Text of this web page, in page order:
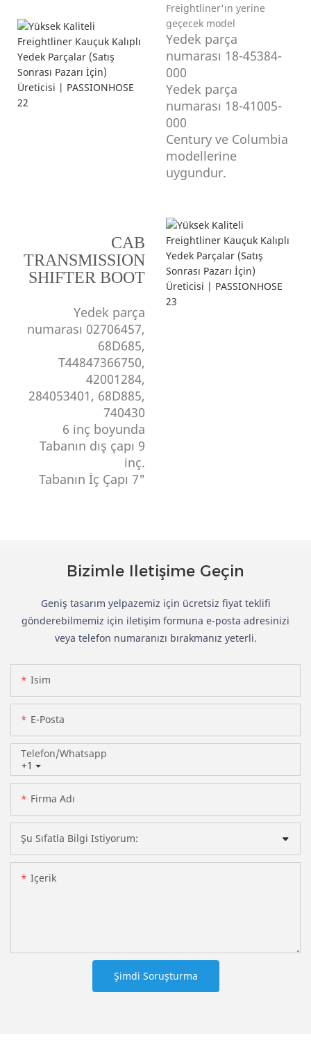
Freightliner'ın yerine
geçecek model
Yedek parça
numarası 18-45384-
000
Yedek parça
numarası 18-41005-
000
Century ve Columbia
modellerine
uygundur.
CAB
TRANSMISSION
SHIFTER BOOT
Yedek parça
numarası 02706457,
68D685,
T44847366750,
42001284,
284053401, 68D885,
740430
6 inç boyunda
Tabanın dış çapı 9
inç.
Tabanın İç Çapı 7"
Bizimle Iletişime Geçin
Geniş tasarım yelpazemiz için ücretsiz fiyat teklifi
gönderebilmemiz için iletişim formuna e-posta adresinizi
veya telefon numaranızı bırakmanız yeterli.
Isim
E-Posta
+1
Telefon/whatsapp
Firma Adı
Şu Sıfatla Bilgi Istiyorum:
Içerik
Şimdi Soruşturma